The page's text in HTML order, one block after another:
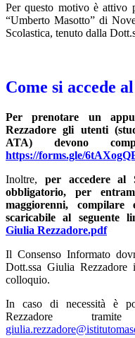
Per questo motivo è attivo
“Umberto Masotto” di
Scolastica, tenuto dalla
Come si accede
Per prenotare un
Rezzadore gli utenti
ATA) devono
https://forms.gle/
Inoltre, per accedere al
obbligatorio, per
maggiorenni,
scaricabile al
Giulia Rezzadore.pdf
Il Consenso Informato
Dott.ssa Giulia
colloquio.
In caso di necessità è
Rezzadore